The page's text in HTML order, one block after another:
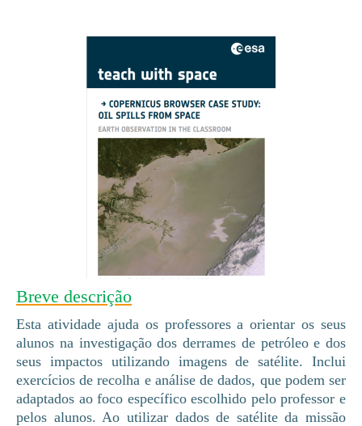
Breve descrição
Esta atividade ajuda os professores a orientar os seus
alunos na investigação dos derrames de petróleo e dos
seus impactos utilizando imagens de satélite. Inclui
exercícios de recolha e análise de dados, que podem ser
adaptados ao foco específico escolhido pelo professor e
pelos alunos. Ao utilizar dados de satélite da missão